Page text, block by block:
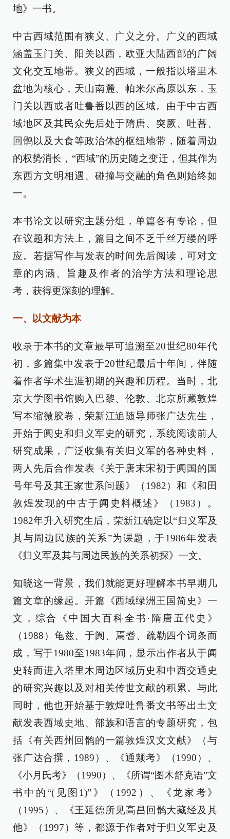
地》一书。
中古西域范围有狭义、广义之分。广义的西域
涵盖玉门关、阳关以西，欧亚大陆西部的广阔
文化交互地带。狭义的西域，一般指以塔里木
盆地为核心，天山南麓、帕米尔高原以东，玉
门关以西或者吐鲁番以西的区域。由于中古西
域地区及其民众先后处于隋唐、突厥、吐蕃、
回鹘以及大食等政治体的枢纽地带，随着周边
的权势消长，“西域”的历史随之变迁，但其作为
东西方文明相遇、碰撞与交融的角色则始终如
一。
本书论文以研究主题分组，单篇各有专论，但
在议题和方法上，篇目之间不乏千丝万缕的呼
应。若据写作与发表的时间先后阅读，可对文
章的内涵、旨趣及作者的治学方法和理论思
考，获得更深刻的理解。
一、以文献为本
收录于本书的文章最早可追溯至20世纪80年代
初，多篇集中发表于20世纪最后十年间，伴随
着作者学术生涯初期的兴趣和历程。当时，北
京大学图书馆购入巴黎、伦敦、北京所藏敦煌
写本缩微胶卷，荣新江追随导师张广达先生，
开始于阗史和归义军史的研究，系统阅读前人
研究成果，广泛收集有关归义军的各种史料，
两人先后合作发表《关于唐末宋初于阗国的国
号年号及其王家世系问题》（1982）和《和田
敦煌发现的中古于阗史料概述》（1983）。
1982年升入研究生后，荣新江确定以“归义军及
其与周边民族的关系”为课题，于1986年发表
《归义军及其与周边民族的关系初探》一文。
知晓这一背景，我们就能更好理解本书早期几
篇文章的缘起。开篇《西域绿洲王国简史》一
文，综合《中国大百科全书·隋唐五代史》
（1988）龟兹、于阗、焉耆、疏勒四个词条而
成，写于1980至1983年间，显示出作者从于阗
史转而进入塔里木周边区域历史和中西交通史
的研究兴趣以及对相关传世文献的积累。与此
同时，他也开始基于敦煌吐鲁番文书等出土文
献发表西域史地、部族和语言的专题研究，包
括《有关西州回鹘的一篇敦煌汉文文献》（与
张广达合撰，1989）、《通颊考》（1990）、
《小月氏考》（1990）、《所谓“图木舒克语”文
书中的“(见图1)”》（1992）、《龙家考》
（1995）、《王延德所见高昌回鹘大藏经及其
他》（1997）等，都源于作者对于归义军史及